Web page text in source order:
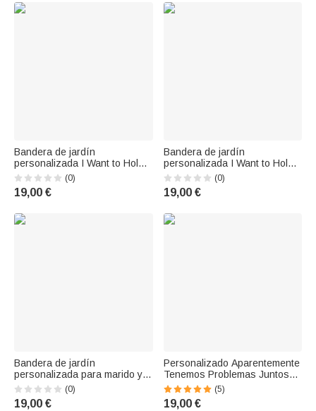
Bandera de jardín
personalizada I Want to Hold
Your Hand at 80 and Say Baby
Let's Go Camping Regalo para
parejas
(0)
19,00 €
Bandera de jardín
personalizada I Want to Hold
Your Hand at 80 and Say Baby
Let's Go Camping Regalo
conmemorativo para parejas
(0)
19,00 €
Bandera de jardín
personalizada para marido y
mujer que acampan juntos de
por vida Regalo para parejas
que acampan
(0)
19,00 €
Personalizado Aparentemente
Tenemos Problemas Juntos
Quién lo iba a decir Bandera
de jardín impermeable de
doble cara Regalo de camping
(5)
19,00 €